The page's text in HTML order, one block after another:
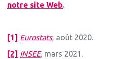
notre site Web.
[1] Eurostats, août 2020.
[2] INSEE, mars 2021.